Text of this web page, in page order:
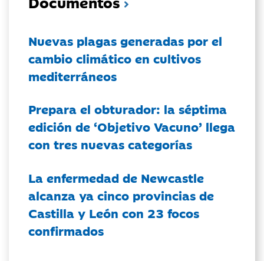
Nuevas plagas generadas por el
cambio climático en cultivos
mediterráneos
Prepara el obturador: la séptima
edición de ‘Objetivo Vacuno’ llega
con tres nuevas categorías
La enfermedad de Newcastle
alcanza ya cinco provincias de
Castilla y León con 23 focos
confirmados